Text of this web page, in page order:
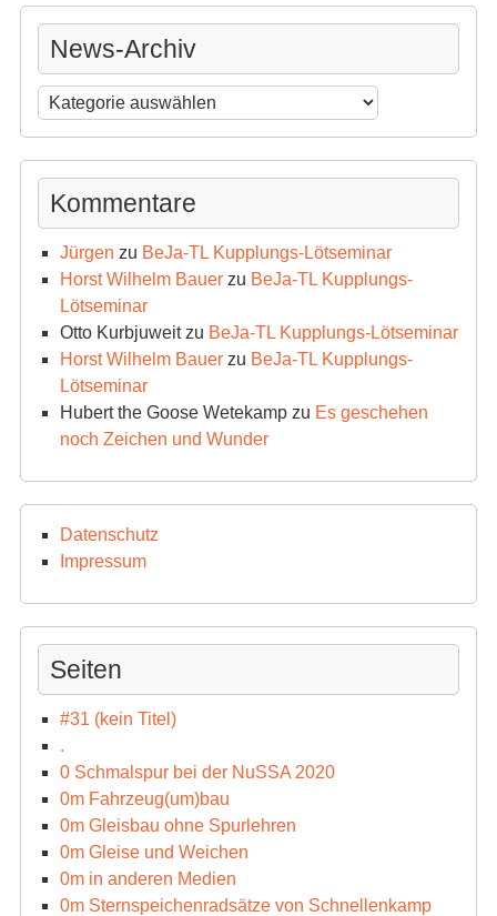
News-Archiv
News-
Archiv
Kommentare
Jürgen zu BeJa-TL Kupplungs-Lötseminar
Horst Wilhelm Bauerzu BeJa-TL Kupplungs-
Lötseminar
Otto Kurbjuweitzu BeJa-TL Kupplungs-Lötseminar
Horst Wilhelm Bauerzu BeJa-TL Kupplungs-
Lötseminar
Hubert the Goose Wetekampzu Es geschehen
noch Zeichen und Wunder
Datenschutz
Impressum
Seiten
#31 (kein Titel)
.
0 Schmalspur bei der NuSSA 2020
0m Fahrzeug(um)bau
0m Gleisbau ohne Spurlehren
0m Gleise und Weichen
0m in anderen Medien
0m Sternspeichenradsätze von Schnellenkamp